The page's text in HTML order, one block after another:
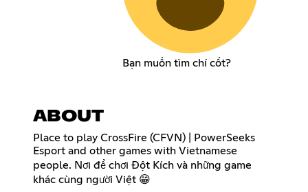
Bạn muốn tìm chí cốt?
ABOUT
Place to play CrossFire (CFVN) | PowerSeeks
Esport and other games with Vietnamese
people. Nơi để chơi Đột Kích và những game
khác cùng người Việt 😁